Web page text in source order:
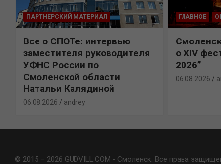
ПАРТНЕРСКИЙ МАТЕРИАЛ
Все о СПОТе: интервью
заместителя руководителя
УФНС России по
Смоленской области
Натальи Калядиной
06.08.2026 andrey
ГЛАВНОЕ
о XIV
2026”
06.08.2026
© 2015 – 2026 GUDVILL.COM - Смоленск. Все права